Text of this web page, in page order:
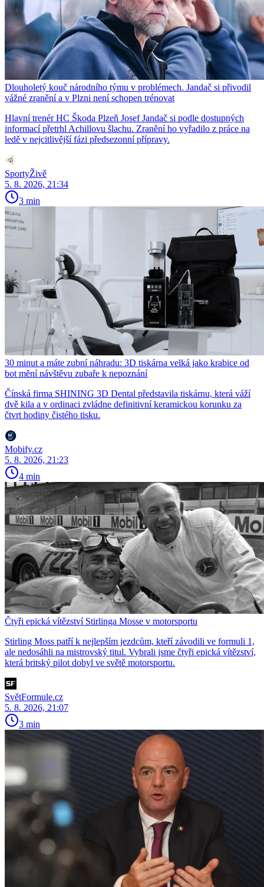
Dlouholetý kouč národního týmu v problémech. Jandač si přivodil
vážné zranění a v Plzni není schopen trénovat
Hlavní trenér HC Škoda Plzeň Josef Jandač si podle dostupných
informací přetrhl Achillovu šlachu. Zranění ho vyřadilo z práce na
ledě v nejcitlivější fázi předsezonní přípravy.
SportyŽivě
5. 8. 2026, 21:34
3 min
30 minut a máte zubní náhradu: 3D tiskárna velká jako krabice od
bot mění návštěvu zubaře k nepoznání
Čínská firma SHINING 3D Dental představila tiskárnu, která váží
dvě kila a v ordinaci zvládne definitivní keramickou korunku za
čtvrt hodiny čistého tisku.
Mobify.cz
5. 8. 2026, 21:23
4 min
Čtyři epická vítězství Stirlinga Mosse v motorsportu
Stirling Moss patří k nejlepším jezdcům, kteří závodili ve formuli 1,
ale nedosáhli na mistrovský titul. Vybrali jsme čtyři epická vítězství,
která britský pilot dobyl ve světě motorsportu.
SvětFormule.cz
5. 8. 2026, 21:07
3 min